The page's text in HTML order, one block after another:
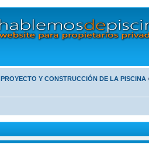
PROYECTO Y CONSTRUCCIÓN DE LA PISCINA